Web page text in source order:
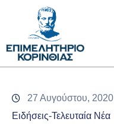
Επιμελητήριο
Υπηρεσίες
27 Αυγούστου, 2020
Ειδήσεις-Τελευταία Νέα